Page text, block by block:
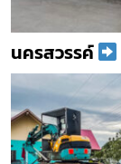
นครสวรรค์